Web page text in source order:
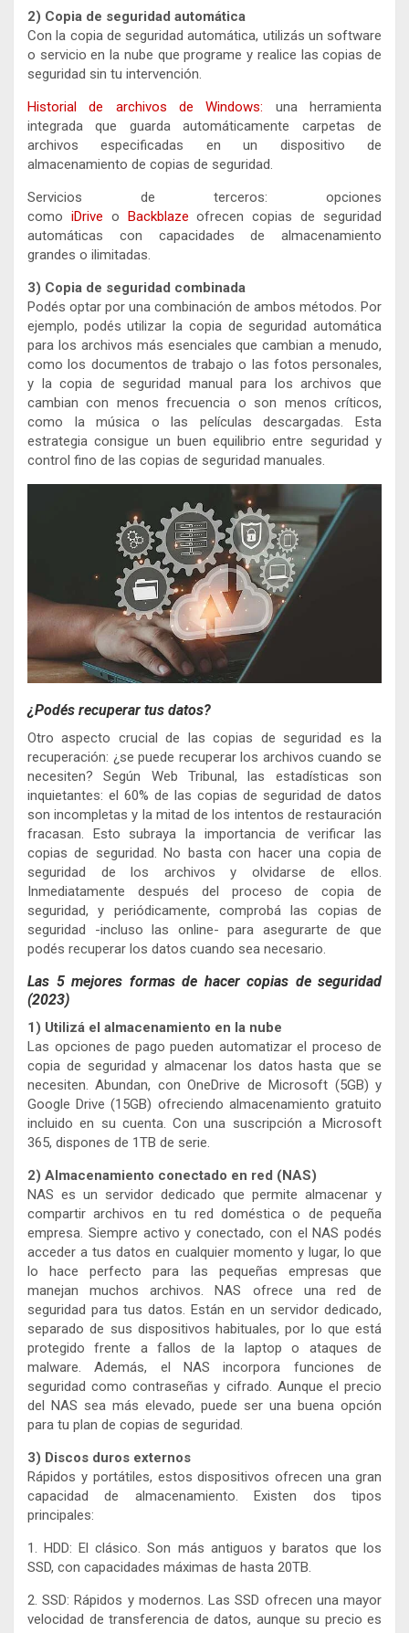
2) Copia de seguridad automática
Con la copia de seguridad automática, utilizás un software
o servicio en la nube que programe y realice las copias de
seguridad sin tu intervención.
Historial de archivos de Windows: una herramienta
integrada que guarda automáticamente carpetas de
archivos especificadas en un dispositivo de
almacenamiento de copias de seguridad.
Servicios de terceros: opciones
como iDrive o Backblaze ofrecen copias de seguridad
automáticas con capacidades de almacenamiento
grandes o ilimitadas.
3) Copia de seguridad combinada
Podés optar por una combinación de ambos métodos. Por
ejemplo, podés utilizar la copia de seguridad automática
para los archivos más esenciales que cambian a menudo,
como los documentos de trabajo o las fotos personales,
y la copia de seguridad manual para los archivos que
cambian con menos frecuencia o son menos críticos,
como la música o las películas descargadas. Esta
estrategia consigue un buen equilibrio entre seguridad y
control fino de las copias de seguridad manuales.
¿Podés recuperar tus datos?
Otro aspecto crucial de las copias de seguridad es la
recuperación: ¿se puede recuperar los archivos cuando se
necesiten? Según Web Tribunal, las estadísticas son
inquietantes: el 60% de las copias de seguridad de datos
son incompletas y la mitad de los intentos de restauración
fracasan. Esto subraya la importancia de verificar las
copias de seguridad. No basta con hacer una copia de
seguridad de los archivos y olvidarse de ellos.
Inmediatamente después del proceso de copia de
seguridad, y periódicamente, comprobá las copias de
seguridad -incluso las online- para asegurarte de que
podés recuperar los datos cuando sea necesario.
Las 5 mejores formas de hacer copias de seguridad
(2023)
1) Utilizá el almacenamiento en la nube
Las opciones de pago pueden automatizar el proceso de
copia de seguridad y almacenar los datos hasta que se
necesiten. Abundan, con OneDrive de Microsoft (5GB) y
Google Drive (15GB) ofreciendo almacenamiento gratuito
incluido en su cuenta. Con una suscripción a Microsoft
365, dispones de 1TB de serie.
2) Almacenamiento conectado en red (NAS)
NAS es un servidor dedicado que permite almacenar y
compartir archivos en tu red doméstica o de pequeña
empresa. Siempre activo y conectado, con el NAS podés
acceder a tus datos en cualquier momento y lugar, lo que
lo hace perfecto para las pequeñas empresas que
manejan muchos archivos. NAS ofrece una red de
seguridad para tus datos. Están en un servidor dedicado,
separado de sus dispositivos habituales, por lo que está
protegido frente a fallos de la laptop o ataques de
malware. Además, el NAS incorpora funciones de
seguridad como contraseñas y cifrado. Aunque el precio
del NAS sea más elevado, puede ser una buena opción
para tu plan de copias de seguridad.
3) Discos duros externos
Rápidos y portátiles, estos dispositivos ofrecen una gran
capacidad de almacenamiento. Existen dos tipos
principales:
1. HDD: El clásico. Son más antiguos y baratos que los
SSD, con capacidades máximas de hasta 20TB.
2. SSD: Rápidos y modernos. Las SSD ofrecen una mayor
velocidad de transferencia de datos, aunque su precio es